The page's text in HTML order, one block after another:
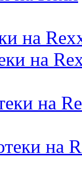
на
на
на
на